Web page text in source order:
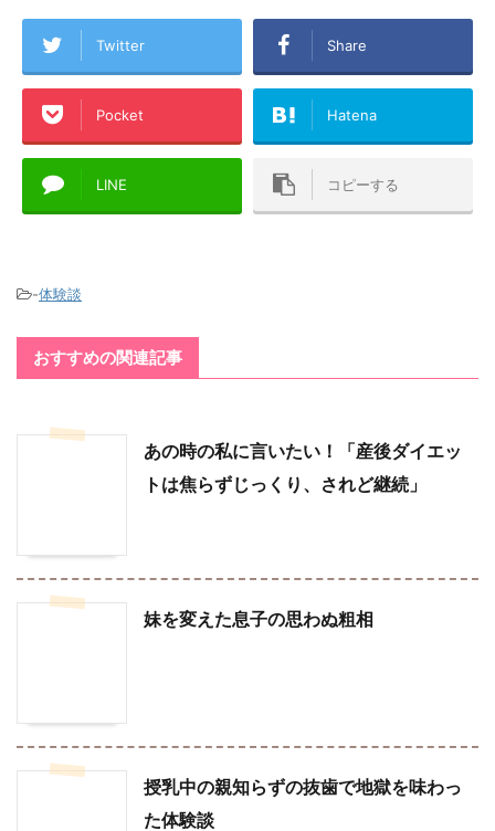
Twitter Share
Pocket Hatena
LINE コピーする
-体験談
おすすめの関連記事
あの時の私に言いたい！「産後ダイエッ
トは焦らずじっくり、されど継続」
妹を変えた息子の思わぬ粗相
授乳中の親知らずの抜歯で地獄を味わっ
た体験談